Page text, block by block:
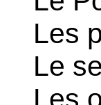
Les
Le